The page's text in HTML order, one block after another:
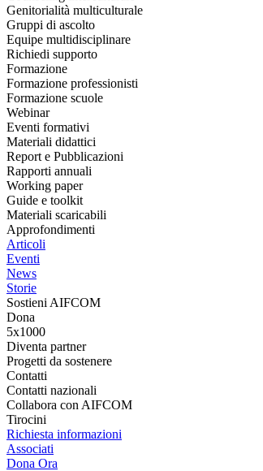
Genitorialità multiculturale
Gruppi di ascolto
Equipe multidisciplinare
Richiedi supporto
Formazione
Formazione professionisti
Formazione scuole
Webinar
Eventi formativi
Materiali didattici
Report e Pubblicazioni
Rapporti annuali
Working paper
Guide e toolkit
Materiali scaricabili
Approfondimenti
Articoli
Eventi
News
Storie
Sostieni AIFCOM
Dona
5x1000
Diventa partner
Progetti da sostenere
Contatti
Contatti nazionali
Collabora con AIFCOM
Tirocini
Richiesta informazioni
Associati
Dona Ora